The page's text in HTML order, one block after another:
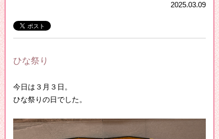
2025.03.09
ひな祭り
今日は３月３日。
ひな祭りの日でした。